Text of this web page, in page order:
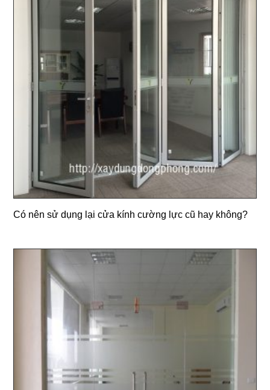
Có nên sử dụng lại cửa kính cường lực cũ hay không?